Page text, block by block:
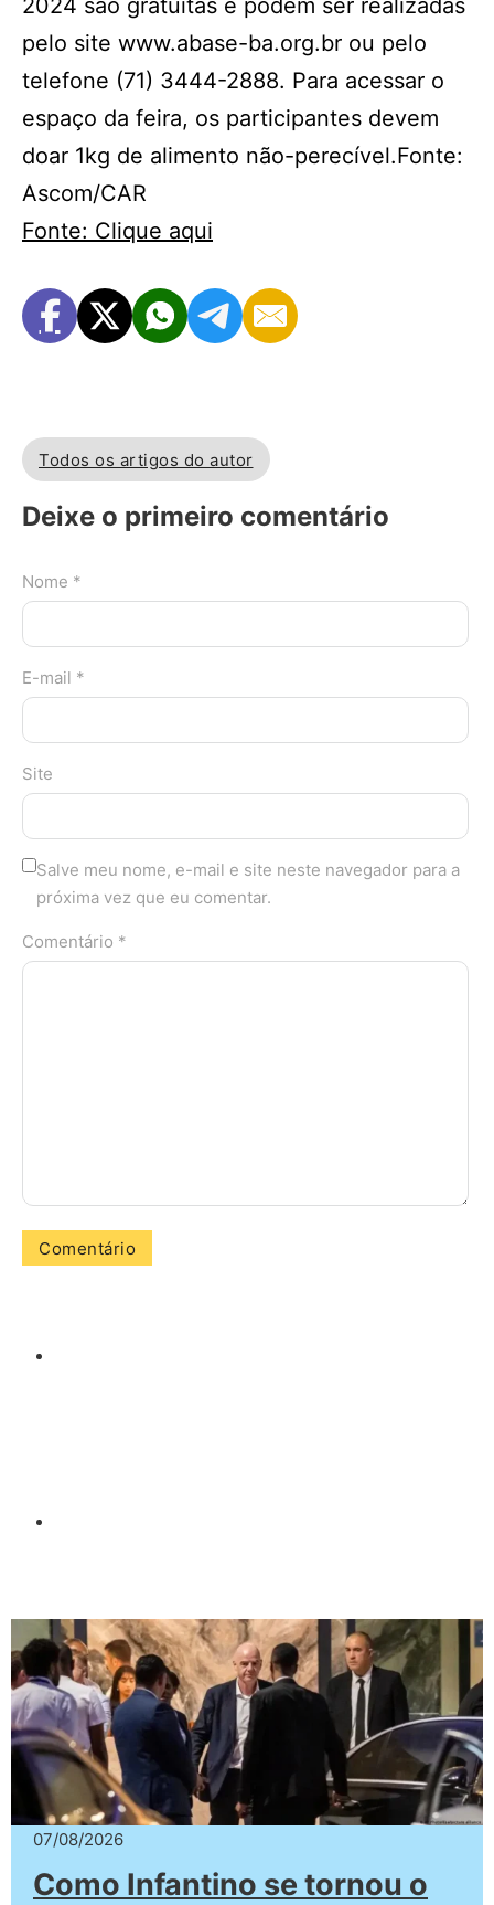
2024 são gratuitas e podem ser realizadas
pelo site www.abase-ba.org.br ou pelo
telefone (71) 3444-2888. Para acessar o
espaço da feira, os participantes devem
doar 1kg de alimento não-perecível.Fonte:
Ascom/CAR
Fonte: Clique aqui
Todos os artigos do autor
Deixe o primeiro comentário
Nome *
E-mail *
Site
Salve meu nome, e-mail e site neste navegador para a
próxima vez que eu comentar.
Comentário *
07/08/2026
Como Infantino se tornou o